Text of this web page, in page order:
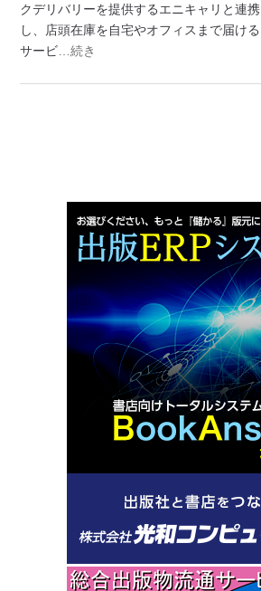
クデリバリーを提供するエニキャリと連携
し、店頭在庫を自宅やオフィスまで届ける
サービ …続き